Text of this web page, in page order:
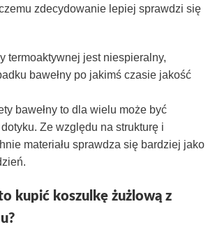
zdecydowanie lepiej sprawdzi się
termoaktywnej jest niespieralny,
bawełny po jakimś czasie jakość
bawełny to dla wielu może być
Ze względu na strukturę i
materiału sprawdza się bardziej jako
kupić koszulkę żużlową z